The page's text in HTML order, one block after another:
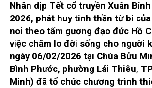
Nhân dịp Tết cổ truyền Xuân
2026, phát huy tinh thần từ bi
noi theo tấm gương đạo đức Hồ
việc chăm lo đời sống cho người
ngày 06/02/2026 tại Chùa Bửu
Bình Phước, phường Lái Thiêu,
Minh) đã tổ chức chương trình